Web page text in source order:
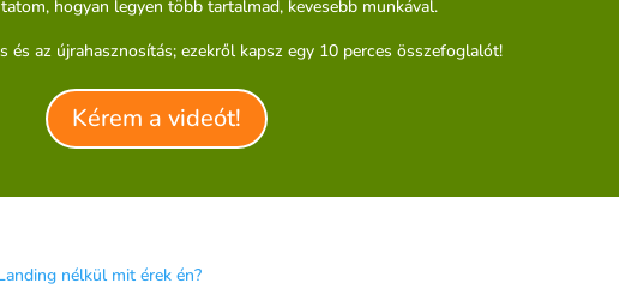
hogyan legyen több tartalmad, kevesebb munkával.
és az újrahasznosítás; ezekről kapsz egy 10 perces összefoglalót!
Kérem a videót!
nélkül mit érek én?